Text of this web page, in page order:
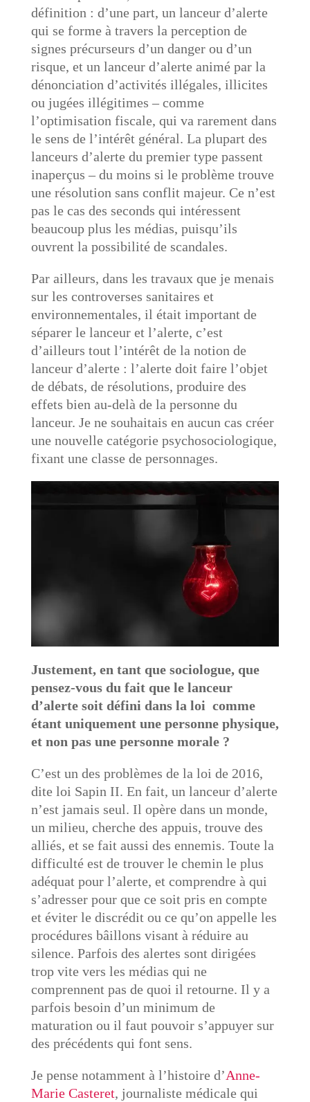
définition : d’une part, un lanceur d’alerte
qui se forme à travers la perception de
signes précurseurs d’un danger ou d’un
risque, et un lanceur d’alerte animé par la
dénonciation d’activités illégales, illicites
ou jugées illégitimes – comme
l’optimisation fiscale, qui va rarement dans
le sens de l’intérêt général. La plupart des
lanceurs d’alerte du premier type passent
inaperçus – du moins si le problème trouve
une résolution sans conflit majeur. Ce n’est
pas le cas des seconds qui intéressent
beaucoup plus les médias, puisqu’ils
ouvrent la possibilité de scandales.
Par ailleurs, dans les travaux que je menais
sur les controverses sanitaires et
environnementales, il était important de
séparer le lanceur et l’alerte, c’est
d’ailleurs tout l’intérêt de la notion de
lanceur d’alerte : l’alerte doit faire l’objet
de débats, de résolutions, produire des
effets bien au-delà de la personne du
lanceur. Je ne souhaitais en aucun cas créer
une nouvelle catégorie psychosociologique,
fixant une classe de personnages.
Justement, en tant que sociologue, que
pensez-vous du fait que le lanceur
d’alerte soit défini dans la loi comme
étant uniquement une personne physique,
et non pas une personne morale ?
C’est un des problèmes de la loi de 2016,
dite loi Sapin II. En fait, un lanceur d’alerte
n’est jamais seul. Il opère dans un monde,
un milieu, cherche des appuis, trouve des
alliés, et se fait aussi des ennemis. Toute la
difficulté est de trouver le chemin le plus
adéquat pour l’alerte, et comprendre à qui
s’adresser pour que ce soit pris en compte
et éviter le discrédit ou ce qu’on appelle les
procédures bâillons visant à réduire au
silence. Parfois des alertes sont dirigées
trop vite vers les médias qui ne
comprennent pas de quoi il retourne. Il y a
parfois besoin d’un minimum de
maturation ou il faut pouvoir s’appuyer sur
des précédents qui font sens.
Je pense notamment à l’histoire d’Anne-
Marie Casteret, journaliste médicale qui